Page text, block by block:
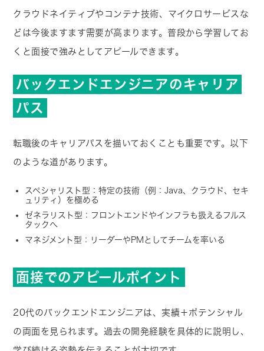
クラウドネイティブやコンテナ技術、マイクロサービスな
どは今後ますます需要が高まります。普段から学習してお
くと面接で強みとしてアピールできます。
バックエンドエンジニアのキャリア
パス
転職後のキャリアパスを描いておくことも重要です。以下
のような道があります。
スペシャリスト型：特定の技術（例：Java、クラウド、セキ
ュリティ）を極める
ゼネラリスト型：フロントエンドやインフラも扱えるフルス
タックへ
マネジメント型：リーダーやPMとしてチームを率いる
面接でのアピールポイント
20代のバックエンドエンジニアは、実績＋ポテンシャル
の両面を見られます。過去の開発経験を具体的に説明し、